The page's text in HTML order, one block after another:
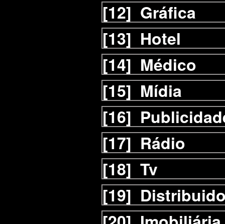
[12] Gráfica
[13] Hotel
[14] Médico
[15] Mídia
[16]
[17] Rádio
[18] Tv
[19]